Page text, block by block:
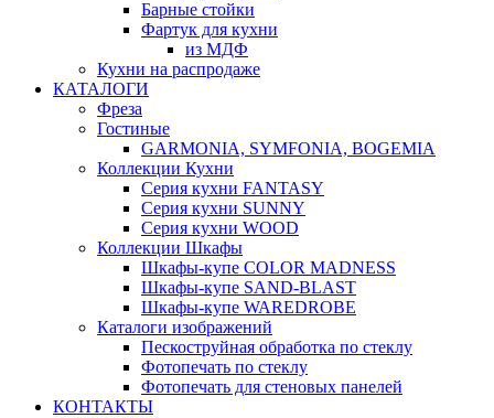
Барные стойки
Фартук для кухни
из МДФ
Кухни на распродаже
КАТАЛОГИ
Фреза
Гостиные
GARMONIA, SYMFONIA, BOGEMIA
Коллекции Кухни
Серия кухни FANTASY
Серия кухни SUNNY
Серия кухни WOOD
Коллекции Шкафы
Шкафы-купе COLOR MADNESS
Шкафы-купе SAND-BLAST
Шкафы-купе WAREDROBE
Каталоги изображений
Пескоструйная обработка по стеклу
Фотопечать по стеклу
Фотопечать для стеновых панелей
КОНТАКТЫ